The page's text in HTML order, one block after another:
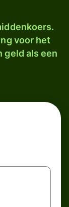
voor het
geld als een